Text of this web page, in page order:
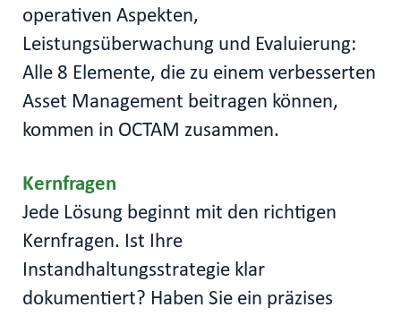
operativen Aspekten,
Leistungsüberwachung und Evaluierung:
Alle 8 Elemente, die zu einem verbesserten
Asset Management beitragen können,
kommen in OCTAM zusammen.
Kernfragen
Jede Lösung beginnt mit den richtigen
Kernfragen. Ist Ihre
Instandhaltungsstrategie klar
dokumentiert? Haben Sie ein präzises